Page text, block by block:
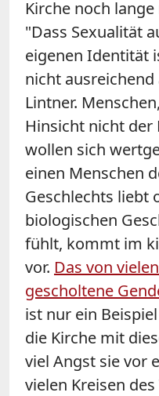
Kirche noch
"Dass Sexualität
eigenen Identität
nicht
Lintner.
Hinsicht nicht
wollen sich
einen Menschen
Geschlechts liebt
biologischen
fühlt, kommt im
vor. Das von
gescholtene
ist nur ein
die Kirche mit
viel Angst sie vor
vielen Kreisen